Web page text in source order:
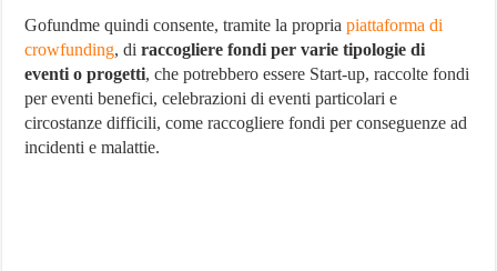
Gofundme quindi consente, tramite la propriapiattaforma di
crowfunding, diraccogliere fondi per varie tipologie di
eventi o progetti, che potrebbero essere Start-up, raccolte fondi
per eventi benefici, celebrazioni di eventi particolari e
circostanze difficili, come raccogliere fondi per conseguenze ad
incidenti e malattie.